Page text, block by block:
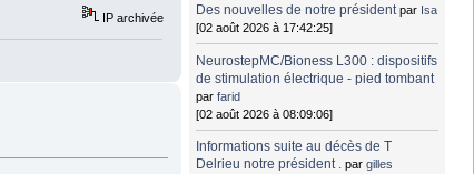
IP archivée Des nouvelles de notre président par Isa
[02 août 2026 à 17:42:25]
NeurostepMC/Bioness L300 : dispositifs
de stimulation électrique - pied tombant
parfarid
[02 août 2026 à 08:09:06]
Informations suite au décès de T
Delrieu notre président . pargilles